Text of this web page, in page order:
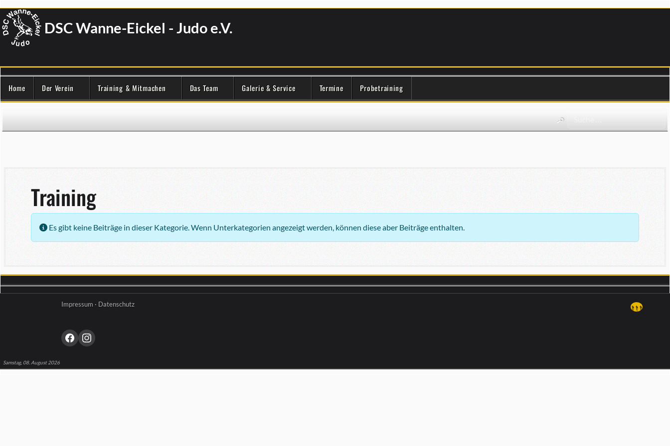
DSC Wanne-Eickel - Judo e.V.
Home Der Verein Training & Mitmachen Das Team Galerie & Service Termine Probetraining
↑↑↑
Impressum · Datenschutz
Samstag, 08. August 2026
Training
Information
Es gibt keine Beiträge in dieser Kategorie. Wenn Unterkategorien angezeigt werden, können diese aber Beiträge enthalten.